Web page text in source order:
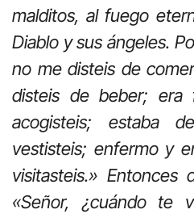
malditos, al fuego
Diablo y sus ángeles.
no me disteis de
disteis de beber;
acogisteis; estaba
vestisteis; enfermo y
visitasteis.» Entonces
«Señor, ¿cuándo te